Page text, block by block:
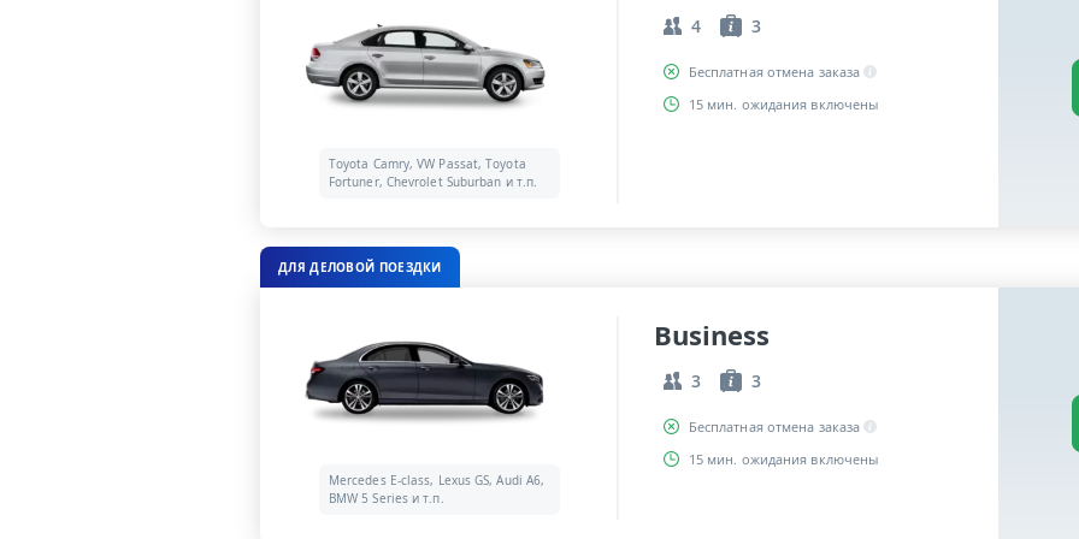
Toyota Camry, VW Passat, Toyota
Fortuner, Chevrolet Suburban и т.п.
4 3
Бесплатная отмена заказа
15 мин. ожидания включены
ДЛЯ ДЕЛОВОЙ ПОЕЗДКИ
Mercedes E-class, Lexus GS, Audi A6,
BMW 5 Series и т.п.
Business
3 3
Бесплатная отмена заказа
15 мин. ожидания включены